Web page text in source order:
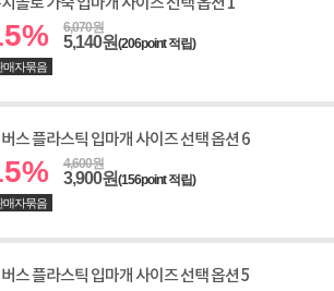
올로 가죽 입마개 사이즈 선택 옵션 1
6,070원
5,140원(206point 적립)
매자묶음
스 플라스틱 입마개 사이즈 선택 옵션 6
4,600원
3,900원(156point 적립)
매자묶음
스 플라스틱 입마개 사이즈 선택 옵션 5